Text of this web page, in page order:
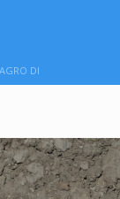
DI